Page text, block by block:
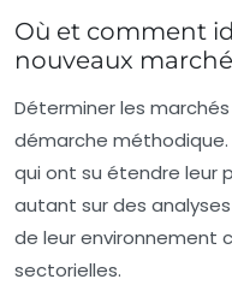
Où et comment
nouveaux
Déterminer les
démarche méthodique.
qui ont su étendre leur
autant sur des
de leur environnement
sectorielles.